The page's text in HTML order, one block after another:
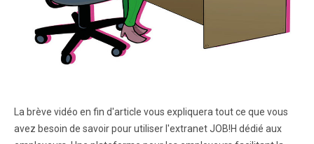
La brève vidéo en fin d'article vous expliquera tout ce que vous
avez besoin de savoir pour utiliser l'extranet JOB!H dédié aux